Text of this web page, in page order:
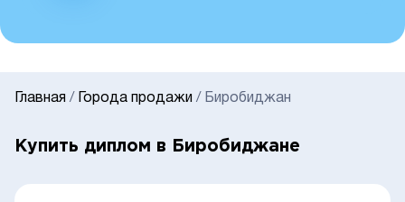
Главная / Города продажи / Биробиджан
Купить диплом в Биробиджане